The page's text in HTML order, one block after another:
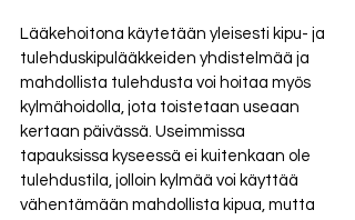
Lääkehoitona käytetään yleisesti kipu- ja
tulehduskipulääkkeiden yhdistelmää ja
mahdollista tulehdusta voi hoitaa myös
kylmähoidolla, jota toistetaan useaan
kertaan päivässä. Useimmissa
tapauksissa kyseessä ei kuitenkaan ole
tulehdustila, jolloin kylmää voi käyttää
vähentämään mahdollista kipua, mutta